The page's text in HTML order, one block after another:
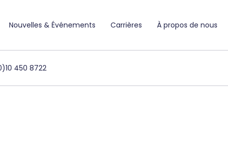
Nouvelles & Événements Carrières À propos de nous
450 8722